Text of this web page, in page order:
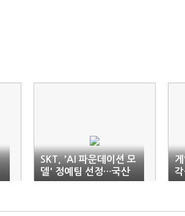
SKT, 'AI 파운데이션 모
델' 정예팀 선정…국산
AI 개발 본격화